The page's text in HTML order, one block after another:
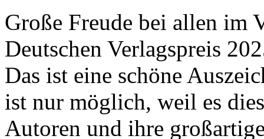
Große Freude bei allen im
Deutschen Verlagspreis
Das ist eine schöne
ist nur möglich, weil es
Autoren und ihre